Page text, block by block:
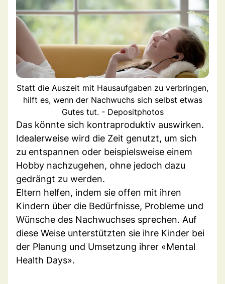
Statt die Auszeit mit Hausaufgaben zu verbringen,
hilft es, wenn der Nachwuchs sich selbst etwas
Gutes tut. - Depositphotos
Das könnte sich kontraproduktiv auswirken.
Idealerweise wird die Zeit genutzt, um sich
zu entspannen oder beispielsweise einem
Hobby nachzugehen, ohne jedoch dazu
gedrängt zu werden.
Eltern helfen, indem sie offen mit ihren
Kindern über die Bedürfnisse, Probleme und
Wünsche des Nachwuchses sprechen. Auf
diese Weise unterstützten sie ihre Kinder bei
der Planung und Umsetzung ihrer «Mental
Health Days».